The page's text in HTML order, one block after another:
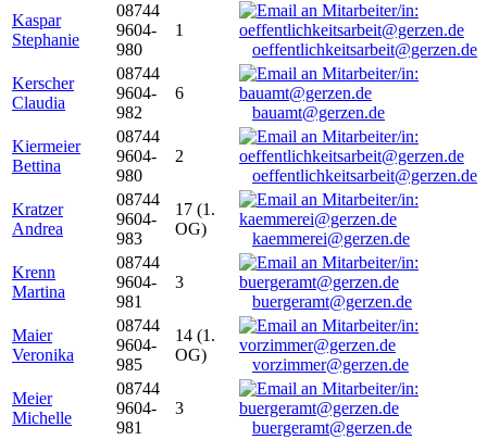
Kaspar
Stephanie
08744
9604-
980
1
oeffentlichkeitsarbeit@gerzen.de
Kerscher
Claudia
08744
9604-
982
6
bauamt@gerzen.de
Kiermeier
Bettina
08744
9604-
980
2
oeffentlichkeitsarbeit@gerzen.de
Kratzer
Andrea
08744
9604-
983
17 (1.
OG)
kaemmerei@gerzen.de
Krenn
Martina
08744
9604-
981
3
buergeramt@gerzen.de
Maier
Veronika
08744
9604-
985
14 (1.
OG)
vorzimmer@gerzen.de
Meier
Michelle
08744
9604-
981
3
buergeramt@gerzen.de